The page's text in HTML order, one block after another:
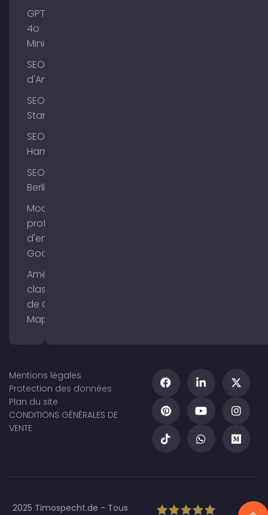
GPT-
4o
Mini
SEO Lac
d'Ammer
SEO
Starnberg
SEO
Hambourg
SEO
Berlin
Modifier le
profil
d'entreprise
Google
Améliorer le
classement
de Google
Maps
Mentions légales
Protection des données
Plan du site
CONDITIONS GÉNÉRALES DE
VENTE
2025 Timospecht.de - Tous